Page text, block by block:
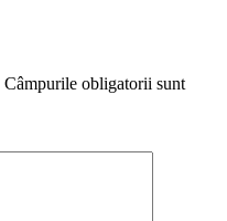
Câmpurile obligatorii sunt